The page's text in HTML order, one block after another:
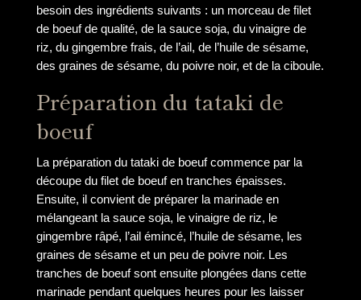
besoin des ingrédients suivants : un morceau de filet
de boeuf de qualité, de la sauce soja, du vinaigre de
riz, du gingembre frais, de l’ail, de l’huile de sésame,
des graines de sésame, du poivre noir, et de la ciboule.
Préparation du tataki de
boeuf
La préparation du tataki de boeuf commence par la
découpe du filet de boeuf en tranches épaisses.
Ensuite, il convient de préparer la marinade en
mélangeant la sauce soja, le vinaigre de riz, le
gingembre râpé, l’ail émincé, l’huile de sésame, les
graines de sésame et un peu de poivre noir. Les
tranches de boeuf sont ensuite plongées dans cette
marinade pendant quelques heures pour les laisser